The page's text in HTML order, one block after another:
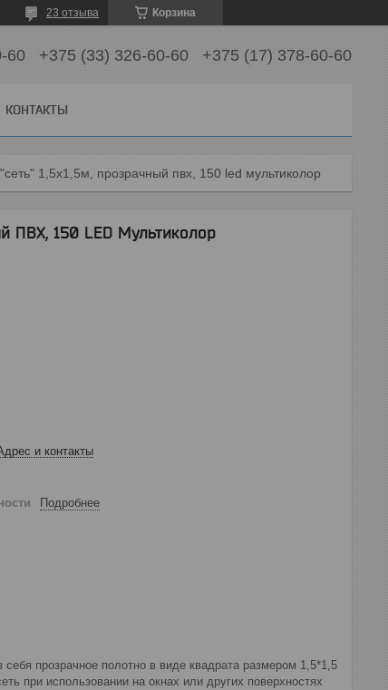
Корзина
23 отзыва
60 +375 (33) 326-60-60 +375 (17) 378-60-60
КОНТАКТЫ
1,5х1,5м, прозрачный пвх, 150 led мультиколор
ПВХ, 150 LED Мультиколор
и контакты
Подробнее
прозрачное полотно в виде квадрата размером 1,5*1,5
при использовании на окнах или других поверхностях